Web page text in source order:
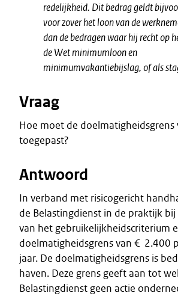
redelijkheid. Dit bedrag geldt
voor zover het loon van de
dan de bedragen waar hij recht op
de Wet minimumloon en
minimumvakantiebijslag, of als
Vraag
Hoe moet de doelmatigheidsgrens
toegepast?
Antwoord
In verband met risicogericht
de Belastingdienst in de praktijk
van het gebruikelijkheidscriterium
doelmatigheidsgrens van € 2.400
jaar. De doelmatigheidsgrens is
haven. Deze grens geeft aan tot
Belastingdienst geen actie